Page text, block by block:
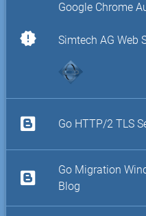
new_releases
Google Chrome
Simtech AG Web
Go HTTP/2 TLS
Go Migration
Blog